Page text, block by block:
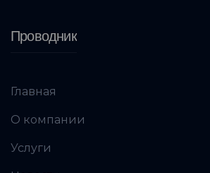
Проводник
Главная
О компании
Услуги